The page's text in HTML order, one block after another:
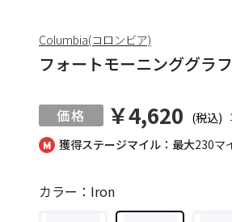
獲得ステージマイル：最大230マ
フォートモーニンググラ
￥4,620 (税込)
カラー：Iron
Columbia(コロンビア)